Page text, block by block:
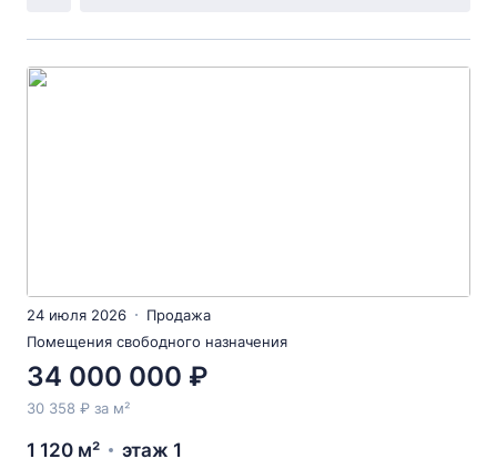
24 июля 2026
Продажа
Помещения свободного назначения
34 000 000 ₽
30 358 ₽ за м²
1 120 м² этаж 1